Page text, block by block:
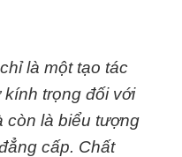
là một tạo tác
trọng đối với
còn là biểu tượng
cấp. Chất